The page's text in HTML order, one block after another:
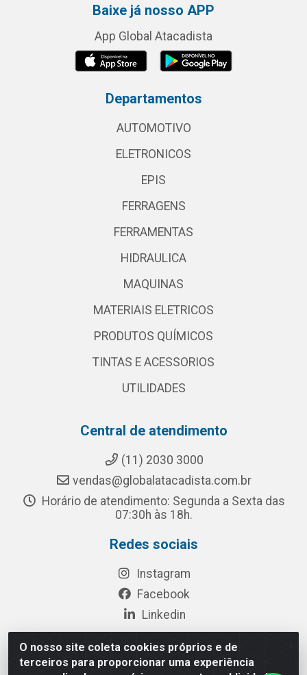
O nosso site coleta cookies próprios e de
terceiros para proporcionar uma experiência
Baixe já nosso APP
App Global Atacadista
Departamentos
AUTOMOTIVO
ELETRONICOS
EPIS
FERRAGENS
FERRAMENTAS
HIDRAULICA
MAQUINAS
MATERIAIS ELETRICOS
PRODUTOS QUÍMICOS
TINTAS E ACESSORIOS
UTILIDADES
Central de atendimento
(11) 2030 3000
vendas@globalatacadista.com.br
Horário de atendimento: Segunda a Sexta das
07:30h às 18h.
Redes sociais
Instagram
Facebook
Linkedin
Rua Chipuê, 117 - S. Miguel Paulista São Paulo/SP - CEP